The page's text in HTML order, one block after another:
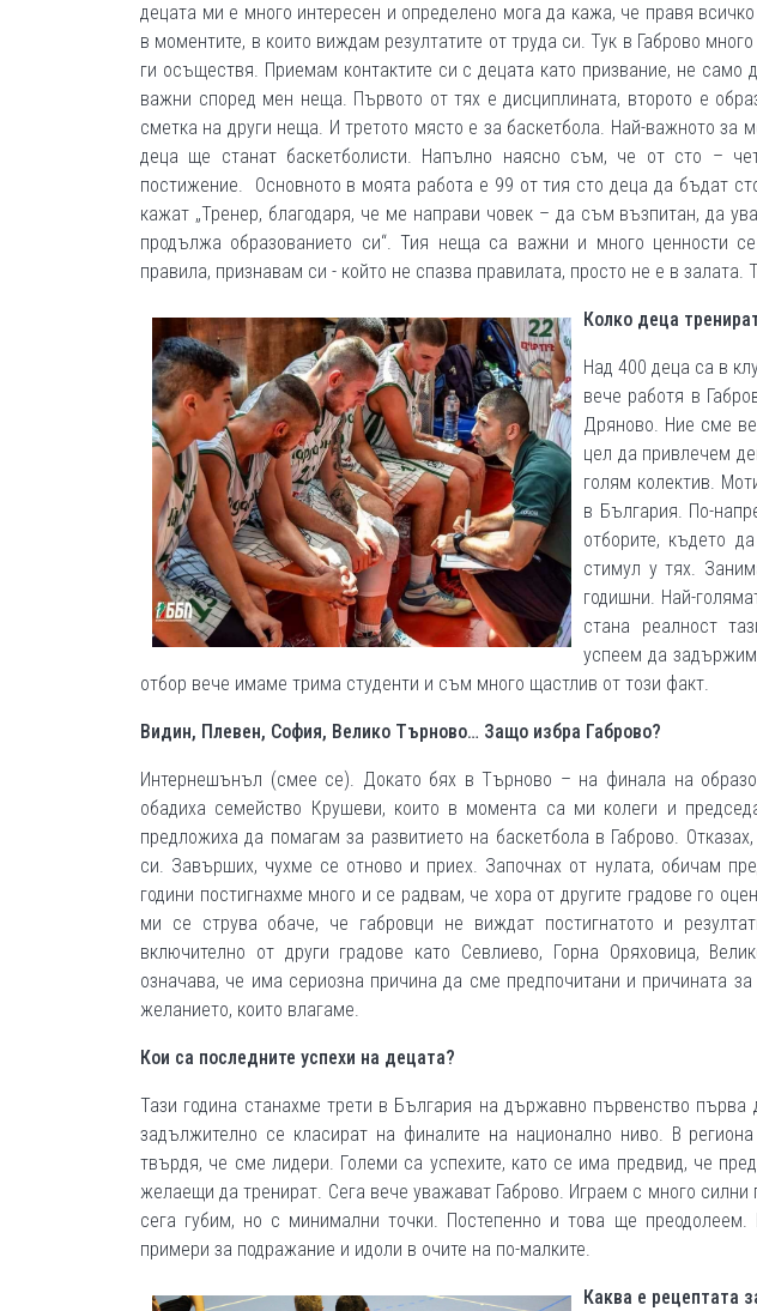
децата ми е много интересен и определено мога да кажа, че правя
в моментите, в които виждам резултатите от труда си. Тук в Габрово
ги осъществя. Приемам контактите си с децата като призвание, не само
важни според мен неща. Първото от тях е дисциплината, второто е
сметка на други неща. И третото място е за баскетбола. Най-важното за
деца ще станат баскетболисти. Напълно наясно съм, че от сто –
постижение. Основното в моята работа е 99 от тия сто деца да бъдат
кажат „Тренер, благодаря, че ме направи човек – да съм възпитан, да
продължа образованието си“. Тия неща са важни и много ценности
правила, признавам си - който не спазва правилата, просто не е в залата.
Колко деца
Над 400 деца са в
вече работя в
Дряново. Ние сме
цел да привлечем
голям колектив.
в България. По-
отборите, където
стимул у тях.
годишни. Най-
стана реалност
успеем да
отбор вече имаме трима студенти и съм много щастлив от този факт.
Видин, Плевен, София, Велико Търново… Защо избра Габрово?
Интернешънъл (смее се). Докато бях в Търново – на финала на
обадиха семейство Крушеви, които в момента са ми колеги и
предложиха да помагам за развитието на баскетбола в Габрово.
си. Завърших, чухме се отново и приех. Започнах от нулата, обичам
години постигнахме много и се радвам, че хора от другите градове го
ми се струва обаче, че габровци не виждат постигнатото и
включително от други градове като Севлиево, Горна Оряховица,
означава, че има сериозна причина да сме предпочитани и причината
желанието, които влагаме.
Кои са последните успехи на децата?
Тази година станахме трети в България на държавно първенство
задължително се класират на финалите на национално ниво. В
твърдя, че сме лидери. Големи са успехите, като се има предвид, че
желаещи да тренират. Сега вече уважават Габрово. Играем с много
сега губим, но с минимални точки. Постепенно и това ще
примери за подражание и идоли в очите на по-малките.
Каква е рецептата